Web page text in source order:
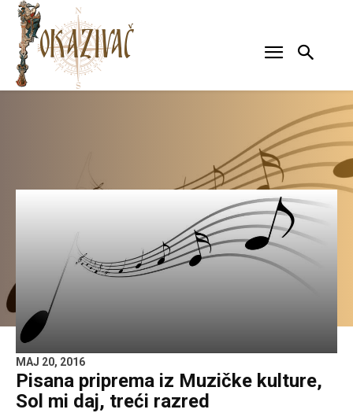
MAJ 20, 2016
Pisana priprema iz Muzičke kulture,
Sol mi daj, treći razred